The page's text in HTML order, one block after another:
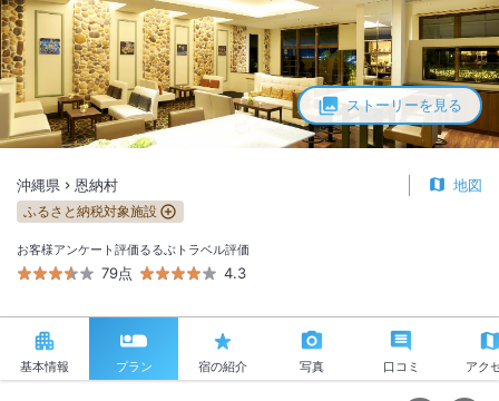
ストーリーを見る
沖縄県 恩納村 地図
ふるさと納税対象施設
お客様アンケート評価
79点
るるぶトラベル評価
4.3
基本情報 プラン 宿の紹介 写真 口コミ アク